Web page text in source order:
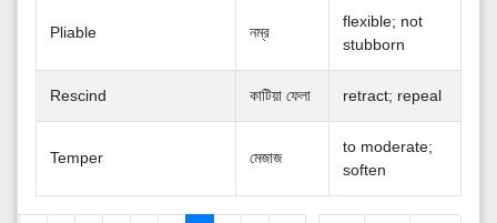
Pliable নম্র
flexible; not
stubborn
Rescind কাটিয়া ফেলা retract; repeal
Temper মেজাজ
to moderate;
soften